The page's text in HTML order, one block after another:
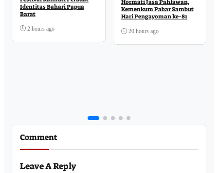
Identitas Bahari Papua
Barat
2 hours ago
Hormati Jasa Pahlawan,
Kemenkum Pabar Sambut
Hari Pengayoman ke-81
20 hours ago
Comment
Leave A Reply